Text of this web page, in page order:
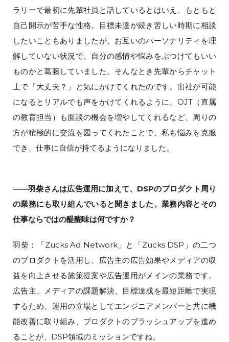
ラリーで最初に先輩社員と話しているとはいえ、もともと
自己開示が苦手な性格。目標未達が続き苦しい時期に相談
したいこともありましたが、お互いのパーソナリティを理
解していない状況で、自分の感情や悩みをぶつけてもいい
ものかと葛藤していました。そんなとき先輩からチャット
上で「大丈夫？」と気にかけてくれたのです。出社が可能
になるとリアルでも声をかけてくれるように。OJT（直属
の教育担当）も面談の機会を増やしてくれるなど、周りの
方が積極的に交流を図ってくれたことで、私も悩みを克服
でき、仕事に自信が持てるようになりました。
――羽柴さんは広告運用に加えて、DSPのプロダクト周り
の業務にも取り組んでいると聞きました。業務内容とその
仕事ならではの醍醐味は何ですか？
羽柴：「Zucks Ad Network」と「Zucks DSP」の二つ
のプロダクトを活用し、広告主の広告効果やメディアの収
益を向上させる施策提案や広告運用がメインの業務です。
広告主、メディアの課題解決、目標達成を最短距離で実現
するため、運用の立場としてエンジニアメンバーと共に機
能改善に取り組み、プロダクトのブラッシュアップを進め
ることが、DSP領域のミッションですね。